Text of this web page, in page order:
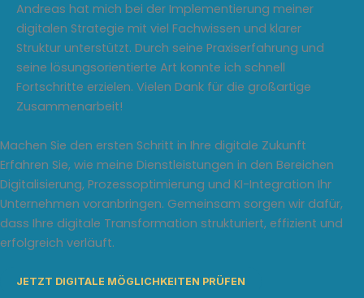
Andreas hat mich bei der Implementierung meiner
digitalen Strategie mit viel Fachwissen und klarer
Struktur unterstützt. Durch seine Praxiserfahrung und
seine lösungsorientierte Art konnte ich schnell
Fortschritte erzielen. Vielen Dank für die großartige
Zusammenarbeit!
Machen Sie den ersten Schritt in Ihre digitale Zukunft
Erfahren Sie, wie meine Dienstleistungen in den Bereichen
Digitalisierung, Prozessoptimierung und KI-Integration Ihr
Unternehmen voranbringen. Gemeinsam sorgen wir dafür,
dass Ihre digitale Transformation strukturiert, effizient und
erfolgreich verläuft.
JETZT DIGITALE MÖGLICHKEITEN PRÜFEN